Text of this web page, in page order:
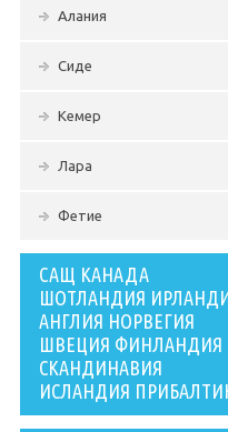
Алания
Сиде
Кемер
Лара
Фетие
САЩ КАНАДА
ШОТЛАНДИЯ
АНГЛИЯ НОРВЕГИЯ
ШВЕЦИЯ ФИНЛАНДИЯ
СКАНДИНАВИЯ
ИСЛАНДИЯ